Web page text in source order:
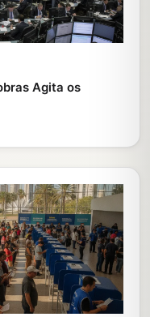
Agita os